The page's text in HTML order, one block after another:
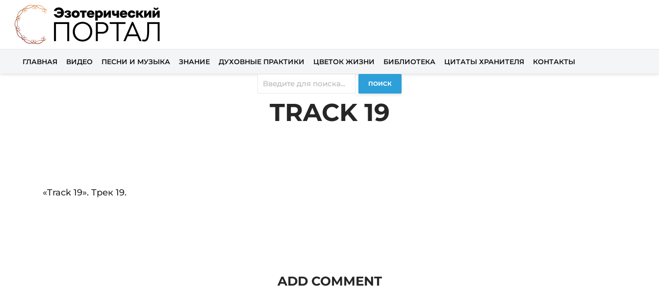
ГЛАВНАЯ ВИДЕО ПЕСНИ И МУЗЫКА ЗНАНИЕ ДУХОВНЫЕ ПРАКТИКИ ЦВЕТОК ЖИЗНИ БИБЛИОТЕКА ЦИТАТЫ ХРАНИТЕЛЯ КОНТАКТЫ
ПОИСК
TRACK 19
Audio
«Track 19». Трек 19.
ADD COMMENT